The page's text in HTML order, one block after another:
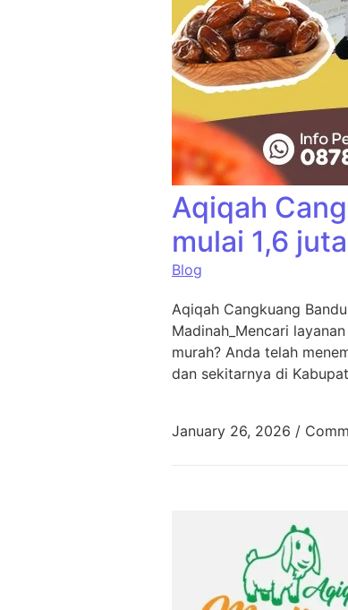
Aqiqah
mulai 1,6 juta
Blog
Aqiqah Cangkuang
Madinah_Mencari
murah? Anda telah
dan sekitarnya di
January 26, 2026 /